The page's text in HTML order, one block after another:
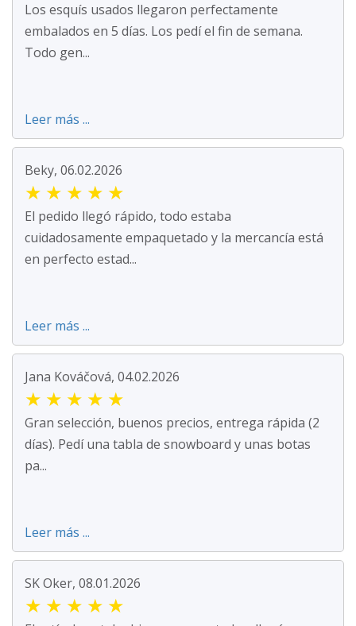
Los esquís usados llegaron perfectamente
embalados en 5 días. Los pedí el fin de semana.
Todo gen...
Leer más ...
Beky, 06.02.2026
★ ★ ★ ★ ★
El pedido llegó rápido, todo estaba
cuidadosamente empaquetado y la mercancía está
en perfecto estad...
Leer más ...
Jana Kováčová, 04.02.2026
★ ★ ★ ★ ★
Gran selección, buenos precios, entrega rápida (2
días). Pedí una tabla de snowboard y unas botas
pa...
Leer más ...
SK Oker, 08.01.2026
★ ★ ★ ★ ★